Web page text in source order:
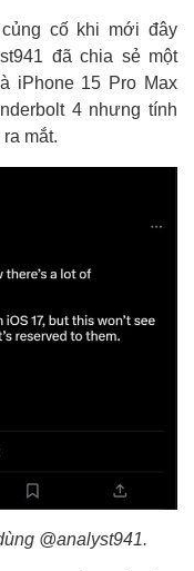
cố khi mới đây
đã chia sẻ một
iPhone 15 Pro Max
4 nhưng tính
mắt.
@analyst941.